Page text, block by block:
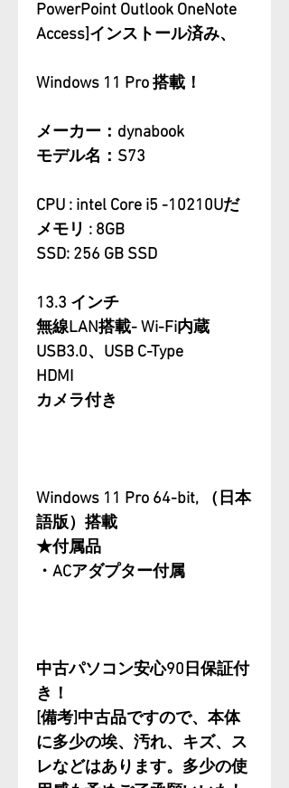
PowerPoint Outlook OneNote
Access]インストール済み、
Windows 11 Pro 搭載！
メーカー：dynabook
モデル名：S73
CPU : intel Core i5 -10210Uだ
メモリ : 8GB
SSD: 256 GB SSD
13.3 インチ
無線LAN搭載- Wi-Fi内蔵
USB3.0、USB C-Type
HDMI
カメラ付き
Windows 11 Pro 64-bit, （日本
語版）搭載
★付属品
・ACアダプター付属
中古パソコン安心90日保証付
き！
[備考]中古品ですので、本体
に多少の埃、汚れ、キズ、ス
レなどはあります。多少の使